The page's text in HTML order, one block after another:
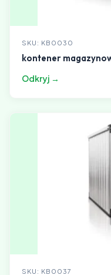
SKU: KB0030
kontener
Odkryj →
SKU: KB0037